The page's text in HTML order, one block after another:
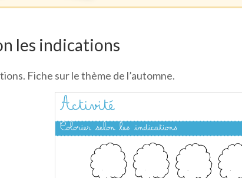
les indications
Fiche sur le thème de l’automne.